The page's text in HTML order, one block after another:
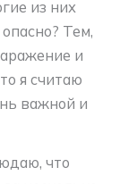
из них
Тем,
и
я считаю
важной и
что